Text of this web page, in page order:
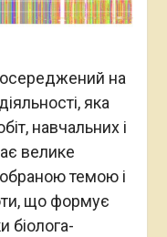
на
яка
навчальних і
велике
темою і
що формує
біолога-